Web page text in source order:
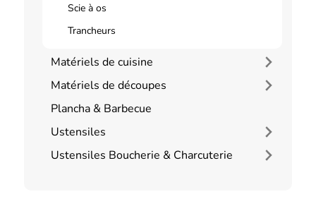
Scie à os
Trancheurs
Matériels de cuisine
Matériels de découpes
Plancha & Barbecue
Ustensiles
Ustensiles Boucherie & Charcuterie